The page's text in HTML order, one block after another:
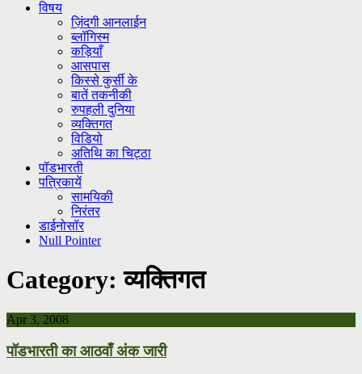
विषय
ज़िंदगी आनलाईन
ब्लॉगिस्म
कड़ियाँ
आसपास
किस्से कुर्सी के
बातें तकनीकी
रुपहली दुनिया
व्यक्तिगत
विडियो
अतिथि का चिट्ठा
पॉडभारती
पत्रिकायें
सामयिकी
निरंतर
डाईनोसॉर
Null Pointer
Category:व्यक्तिगत
Apr 3, 2008
पॉडभारती का आठवाँ अंक जारी